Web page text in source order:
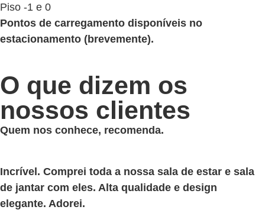
Piso -1 e 0
Pontos de carregamento disponíveis no
estacionamento (brevemente).
O que dizem os
nossos clientes
Quem nos conhece, recomenda.
Incrível. Comprei toda a nossa sala de estar e sala
de jantar com eles. Alta qualidade e design
elegante. Adorei.